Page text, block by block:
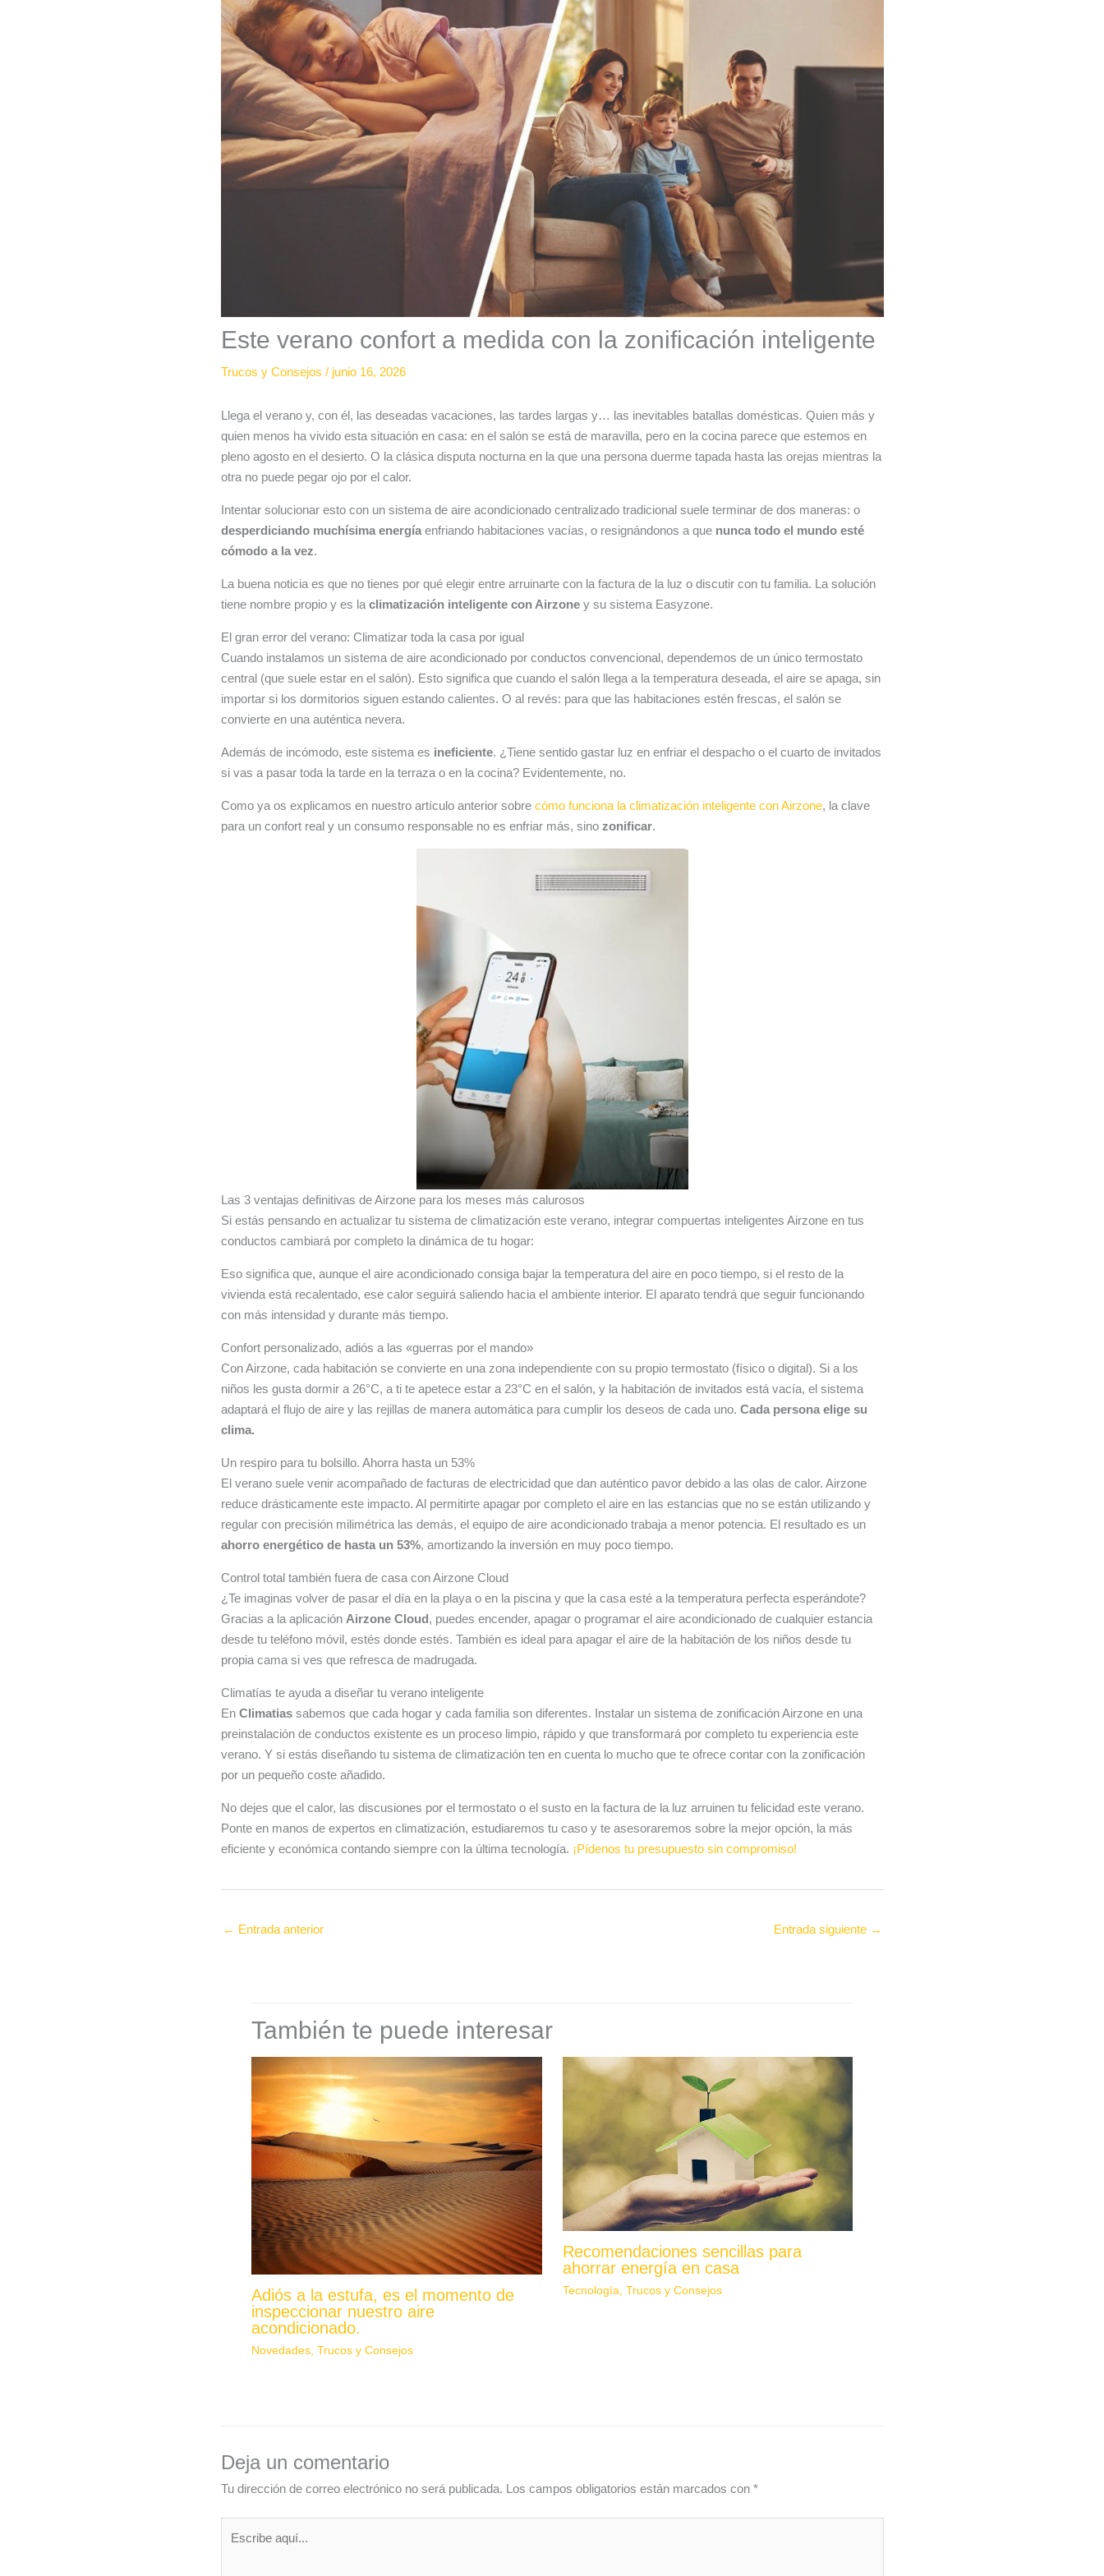
Este verano confort a medida con la zonificación inteligente
Trucos y Consejos / junio 16, 2026
Llega el verano y, con él, las deseadas vacaciones, las tardes largas y… las inevitables batallas domésticas. Quien más y
quien menos ha vivido esta situación en casa: en el salón se está de maravilla, pero en la cocina parece que estemos en
pleno agosto en el desierto. O la clásica disputa nocturna en la que una persona duerme tapada hasta las orejas mientras la
otra no puede pegar ojo por el calor.
Intentar solucionar esto con un sistema de aire acondicionado centralizado tradicional suele terminar de dos maneras: o
desperdiciando muchísima energíaenfriando habitaciones vacías, o resignándonos a que nunca todo el mundo esté
cómodo a la vez.
La buena noticia es que no tienes por qué elegir entre arruinarte con la factura de la luz o discutir con tu familia. La solución
tiene nombre propio y es la climatización inteligente con Airzoney su sistema Easyzone.
El gran error del verano: Climatizar toda la casa por igual
Cuando instalamos un sistema de aire acondicionado por conductos convencional, dependemos de un único termostato
central (que suele estar en el salón). Esto significa que cuando el salón llega a la temperatura deseada, el aire se apaga, sin
importar si los dormitorios siguen estando calientes. O al revés: para que las habitaciones estén frescas, el salón se
convierte en una auténtica nevera.
Además de incómodo, este sistema es ineficiente. ¿Tiene sentido gastar luz en enfriar el despacho o el cuarto de invitados
si vas a pasar toda la tarde en la terraza o en la cocina? Evidentemente, no.
Como ya os explicamos en nuestro artículo anterior sobre cómo funciona la climatización inteligente con Airzone, la clave
para un confort real y un consumo responsable no es enfriar más, sino zonificar.
Las 3 ventajas definitivas de Airzone para los meses más calurosos
Si estás pensando en actualizar tu sistema de climatización este verano, integrar compuertas inteligentes Airzone en tus
conductos cambiará por completo la dinámica de tu hogar:
Eso significa que, aunque el aire acondicionado consiga bajar la temperatura del aire en poco tiempo, si el resto de la
vivienda está recalentado, ese calor seguirá saliendo hacia el ambiente interior. El aparato tendrá que seguir funcionando
con más intensidad y durante más tiempo.
Confort personalizado, adiós a las «guerras por el mando»
Con Airzone, cada habitación se convierte en una zona independiente con su propio termostato (físico o digital). Si a los
niños les gusta dormir a 26°C, a ti te apetece estar a 23°C en el salón, y la habitación de invitados está vacía, el sistema
adaptará el flujo de aire y las rejillas de manera automática para cumplir los deseos de cada uno. Cada persona elige su
clima.
Un respiro para tu bolsillo. Ahorra hasta un 53%
El verano suele venir acompañado de facturas de electricidad que dan auténtico pavor debido a las olas de calor. Airzone
reduce drásticamente este impacto. Al permitirte apagar por completo el aire en las estancias que no se están utilizando y
regular con precisión milimétrica las demás, el equipo de aire acondicionado trabaja a menor potencia. El resultado es un
ahorro energético de hasta un 53%, amortizando la inversión en muy poco tiempo.
Control total también fuera de casa con Airzone Cloud
¿Te imaginas volver de pasar el día en la playa o en la piscina y que la casa esté a la temperatura perfecta esperándote?
Gracias a la aplicación Airzone Cloud, puedes encender, apagar o programar el aire acondicionado de cualquier estancia
desde tu teléfono móvil, estés donde estés. También es ideal para apagar el aire de la habitación de los niños desde tu
propia cama si ves que refresca de madrugada.
Climatías te ayuda a diseñar tu verano inteligente
En Climatiassabemos que cada hogar y cada familia son diferentes. Instalar un sistema de zonificación Airzone en una
preinstalación de conductos existente es un proceso limpio, rápido y que transformará por completo tu experiencia este
verano. Y si estás diseñando tu sistema de climatización ten en cuenta lo mucho que te ofrece contar con la zonificación
por un pequeño coste añadido.
No dejes que el calor, las discusiones por el termostato o el susto en la factura de la luz arruinen tu felicidad este verano.
Ponte en manos de expertos en climatización, estudiaremos tu caso y te asesoraremos sobre la mejor opción, la más
eficiente y económica contando siempre con la última tecnología. ¡Pídenos tu presupuesto sin compromiso!
← Entrada anterior Entrada siguiente →
También te puede interesar
Adiós a la estufa, es el momento de
inspeccionar nuestro aire
acondicionado.
Novedades Trucos y Consejos
Recomendaciones sencillas para
ahorrar energía en casa
Tecnología Trucos y Consejos
Deja un comentario
Tu dirección de correo electrónico no será publicada. Los campos obligatorios están marcados con *